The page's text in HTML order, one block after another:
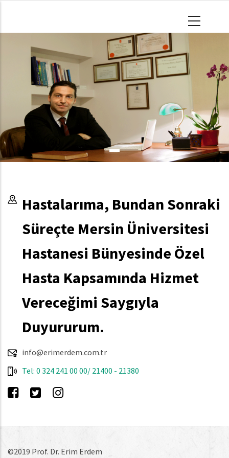
atla
Hastalarıma, Bundan Sonraki
Süreçte Mersin Üniversitesi
Hastanesi Bünyesinde Özel
Hasta Kapsamında Hizmet
Vereceğimi Saygıyla
Duyururum.
info@erimerdem.com.tr
Tel: 0 324 241 00 00/ 21400 - 21380
©2019 Prof. Dr. Erim Erdem